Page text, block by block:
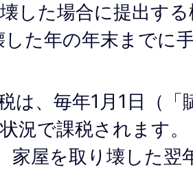
した場合に提出す
した年の年末までに
は、毎年1月1日（「
況で課税されます。
家屋を取り壊した翌